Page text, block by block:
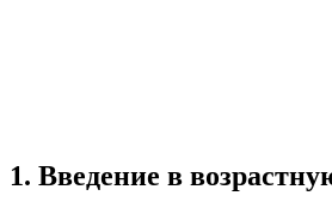
1. Введение в